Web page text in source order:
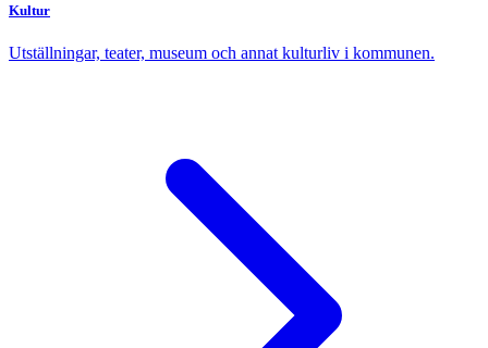
Kultur
Utställningar, teater, museum och annat kulturliv i kommunen.